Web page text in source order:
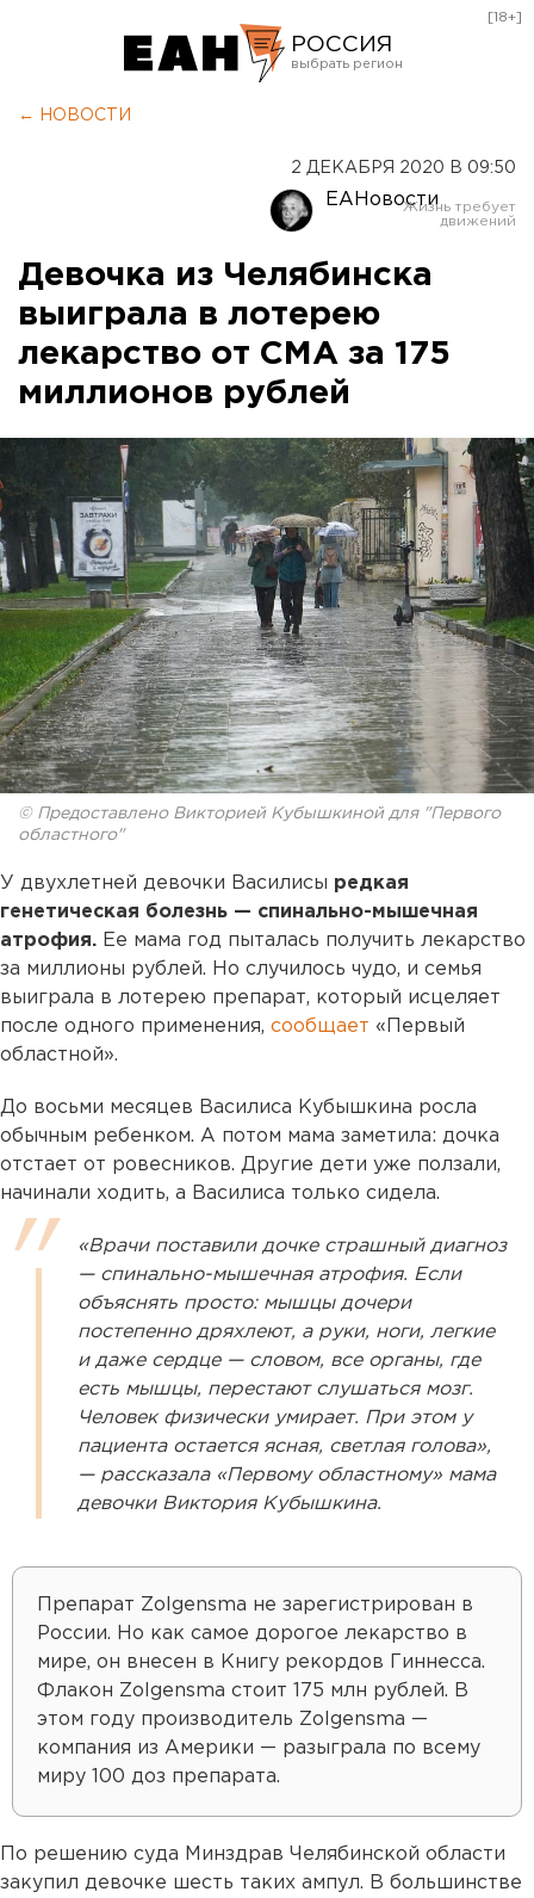
РОССИЯ
Оренбург
[18+]
← НОВОСТИ
2 ДЕКАБРЯ 2020 В 09:50
ЕАНовости
Девочка из Челябинска
выиграла в лотерею
лекарство от СМА за 175
миллионов рублей
© Предоставлено Викторией Кубышкиной для "Первого
областного"
У двухлетней девочки Василисы редкая
генетическая болезнь — спинально-мышечная
атрофия. Ее мама год пыталась получить лекарство
за миллионы рублей. Но случилось чудо, и семья
выиграла в лотерею препарат, который исцеляет
после одного применения, сообщает «Первый
областной».
До восьми месяцев Василиса Кубышкина росла
обычным ребенком. А потом мама заметила: дочка
отстает от ровесников. Другие дети уже ползали,
начинали ходить, а Василиса только сидела.
«Врачи поставили дочке страшный диагноз
— спинально-мышечная атрофия. Если
объяснять просто: мышцы дочери
постепенно дряхлеют, а руки, ноги, легкие
и даже сердце — словом, все органы, где
есть мышцы, перестают слушаться мозг.
Человек физически умирает. При этом у
пациента остается ясная, светлая голова»,
— рассказала «Первому областному» мама
девочки Виктория Кубышкина.
Препарат Zolgensma не зарегистрирован в
России. Но как самое дорогое лекарство в
мире, он внесен в Книгу рекордов Гиннесса.
Флакон Zolgensma стоит 175 млн рублей. В
этом году производитель Zolgensma —
компания из Америки — разыграла по всему
миру 100 доз препарата.
По решению суда Минздрав Челябинской области
закупил девочке шесть таких ампул. В большинстве